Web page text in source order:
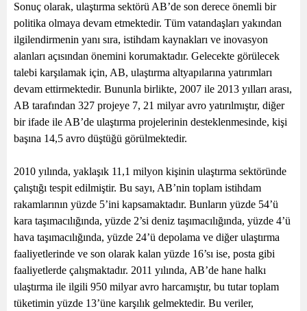
Sonuç olarak, ulaştırma sektörü AB’de son derece önemli bir
politika olmaya devam etmektedir. Tüm vatandaşları yakından
ilgilendirmenin yanı sıra, istihdam kaynakları ve inovasyon
alanları açısından önemini korumaktadır. Gelecekte görülecek
talebi karşılamak için, AB, ulaştırma altyapılarına yatırımları
devam ettirmektedir. Bununla birlikte, 2007 ile 2013 yılları arası,
AB tarafından 327 projeye 7, 21 milyar avro yatırılmıştır, diğer
bir ifade ile AB’de ulaştırma projelerinin desteklenmesinde, kişi
başına 14,5 avro düştüğü görülmektedir.
2010 yılında, yaklaşık 11,1 milyon kişinin ulaştırma sektöründe
çalıştığı tespit edilmiştir. Bu sayı, AB’nin toplam istihdam
rakamlarının yüzde 5’ini kapsamaktadır. Bunların yüzde 54’ü
kara taşımacılığında, yüzde 2’si deniz taşımacılığında, yüzde 4’ü
hava taşımacılığında, yüzde 24’ü depolama ve diğer ulaştırma
faaliyetlerinde ve son olarak kalan yüzde 16’sı ise, posta gibi
faaliyetlerde çalışmaktadır. 2011 yılında, AB’de hane halkı
ulaştırma ile ilgili 950 milyar avro harcamıştır, bu tutar toplam
tüketimin yüzde 13’üne karşılık gelmektedir. Bu veriler,